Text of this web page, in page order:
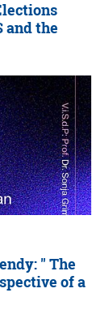
and the
" The
of a